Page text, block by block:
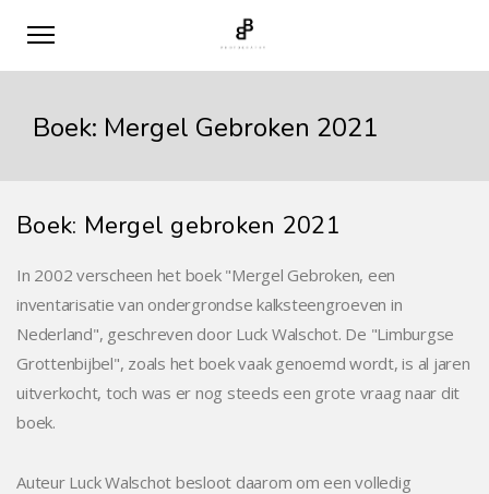
Boek: Mergel Gebroken 2021
Boek: Mergel gebroken 2021
In 2002 verscheen het boek "Mergel Gebroken, een
inventarisatie van ondergrondse kalksteengroeven in
Nederland", geschreven door Luck Walschot. De "Limburgse
Grottenbijbel", zoals het boek vaak genoemd wordt, is al jaren
uitverkocht, toch was er nog steeds een grote vraag naar dit
boek.
Auteur Luck Walschot besloot daarom om een volledig